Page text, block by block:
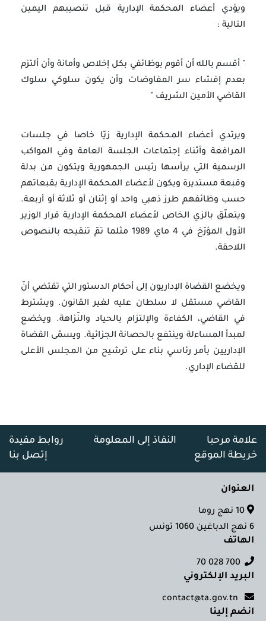
ويؤدي أعضاء المحكمة الإدارية قبل تنصيبهم اليمين
التالية :
" أقسم بالله أن أقوم بوظائفي بكل إخلاص وأمانة وأن ألتزم
بعدم إفشاء سر المفاوضات وأن يكون سلوكي سلوك
القاضي الأمين الشريف "
ويرتدي أعضاء المحكمة الإدارية زيّا خاصا في جلسات
المرافعة وأثناء إجتماعات الجلسة العامة وفي المواكب
الرسمية التي يرأسها رئيس الجمهورية ويتكون من بدلة
وقبعة مستديرة ويكون لأعضاء المحكمة الإدارية بقبعاتهم
حسب وظائفهم طرز ذهبي واحد أو إثنان أو ثلاثة أو أربعة.
ويتعلّق بالزي الخاص لأعضاء المحكمة الإدارية قرار الوزير
الأول المؤرّخ في 4 ماي 1989 مثلما تمّ تنقيحه بالنصوص
اللاحقة.
ويخضع القضاة الإداريون إلى أحكام الدستور التي تقتضي أنّ
القاضي مستقل لا سلطان عليه لغير القانون. ويشترط
في القاضي، الكفاءة والإلتزام بالحياد والنّزاهة. ويخضع
لمبدأ المساءلة وينتفع بالحصانة الجزائية. ويسمّى القضاة
الإداريين بأمر رئاسي بناء على ترشيح من المجلس الأعلى
للقضاء الإداري.
علامة مرحبا النفاذ إلى المعلومة
روابط مفيدة
خريطة الموقع
إتصل بنا
العنوان
6 نهج الدباغين 1060 تونس
الهاتف
700 028 70
البريد الإلكتروني
انضم إلينا